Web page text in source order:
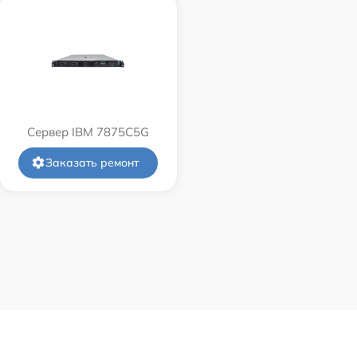
Сервер IBM 7875C5G
Заказать ремонт